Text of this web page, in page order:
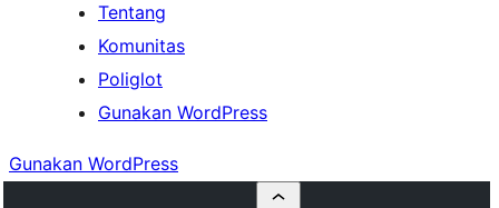
Tentang
Komunitas
Poliglot
Gunakan WordPress
Gunakan WordPress